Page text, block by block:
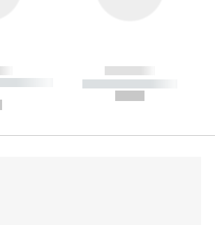
--------
------------
----------- -----------